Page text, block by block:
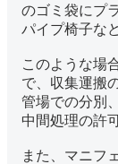
のゴミ袋にプ
パイプ椅子な
このような場
で、収集運搬
管場での分別
中間処理の許
また、マニフ